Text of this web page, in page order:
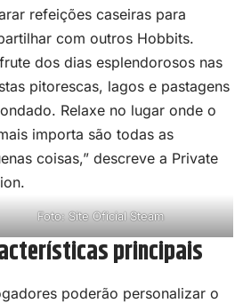
refeições caseiras para
com outros Hobbits.
dos dias esplendorosos nas
pitorescas, lagos e pastagens
Relaxe no lugar onde o
importa são todas as
coisas,” descreve a Private
Foto: Site Oficial Steam
principais
poderão personalizar o